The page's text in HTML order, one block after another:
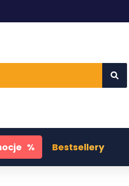
% Bestsellery